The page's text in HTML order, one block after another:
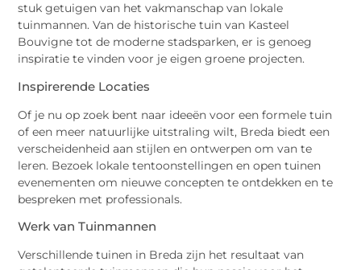
stuk getuigen van het vakmanschap van lokale
tuinmannen. Van de historische tuin van Kasteel
Bouvigne tot de moderne stadsparken, er is genoeg
inspiratie te vinden voor je eigen groene projecten.
Inspirerende Locaties
Of je nu op zoek bent naar ideeën voor een formele tuin
of een meer natuurlijke uitstraling wilt, Breda biedt een
verscheidenheid aan stijlen en ontwerpen om van te
leren. Bezoek lokale tentoonstellingen en open tuinen
evenementen om nieuwe concepten te ontdekken en te
bespreken met professionals.
Werk van Tuinmannen
Verschillende tuinen in Breda zijn het resultaat van